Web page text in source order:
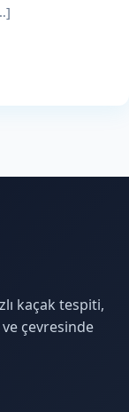
kaçak tespiti,
çevresinde